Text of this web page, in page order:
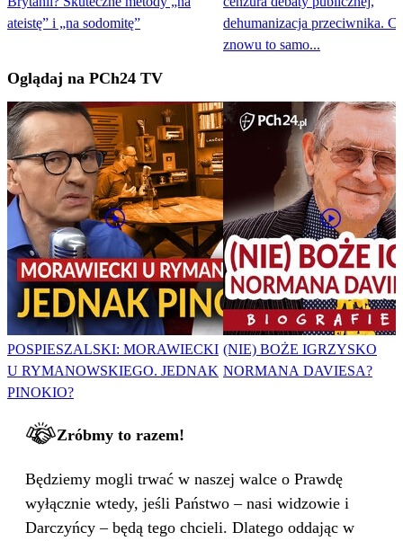
ateistę” i „na sodomitę”
dehumanizacja przeciwnika.
znowu to samo...
Oglądaj na PCh24 TV
POSPIESZALSKI: MORAWIECKI
U RYMANOWSKIEGO. JEDNAK
PINOKIO?
(NIE) BOŻE IGRZYSKO
NORMANA DAVIESA?
Zróbmy to razem!
Będziemy mogli trwać w naszej walce o Prawdę
wyłącznie wtedy, jeśli Państwo – nasi widzowie i
Darczyńcy – będą tego chcieli. Dlatego oddając w